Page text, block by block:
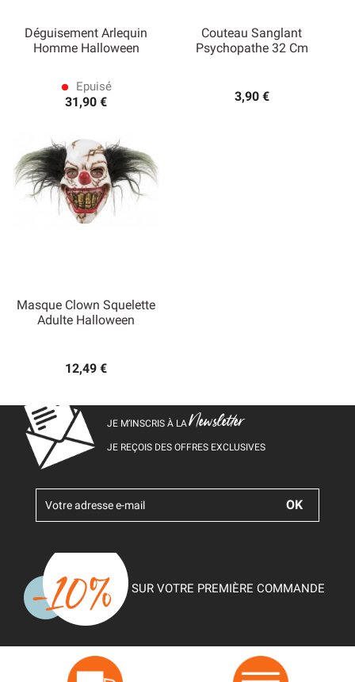
Déguisement Arlequin
Homme Halloween
lens Epuisé
31,90 €
Couteau Sanglant
Psychopathe 32 Cm
3,90 €
Masque Clown Squelette
Adulte Halloween
12,49 €
JE M’INSCRIS À LANewsletter
JE REÇOIS DES OFFRES EXCLUSIVES
SUR VOTRE PREMIÈRE COMMANDE